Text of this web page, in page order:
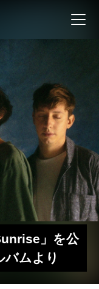
」を公
ムより